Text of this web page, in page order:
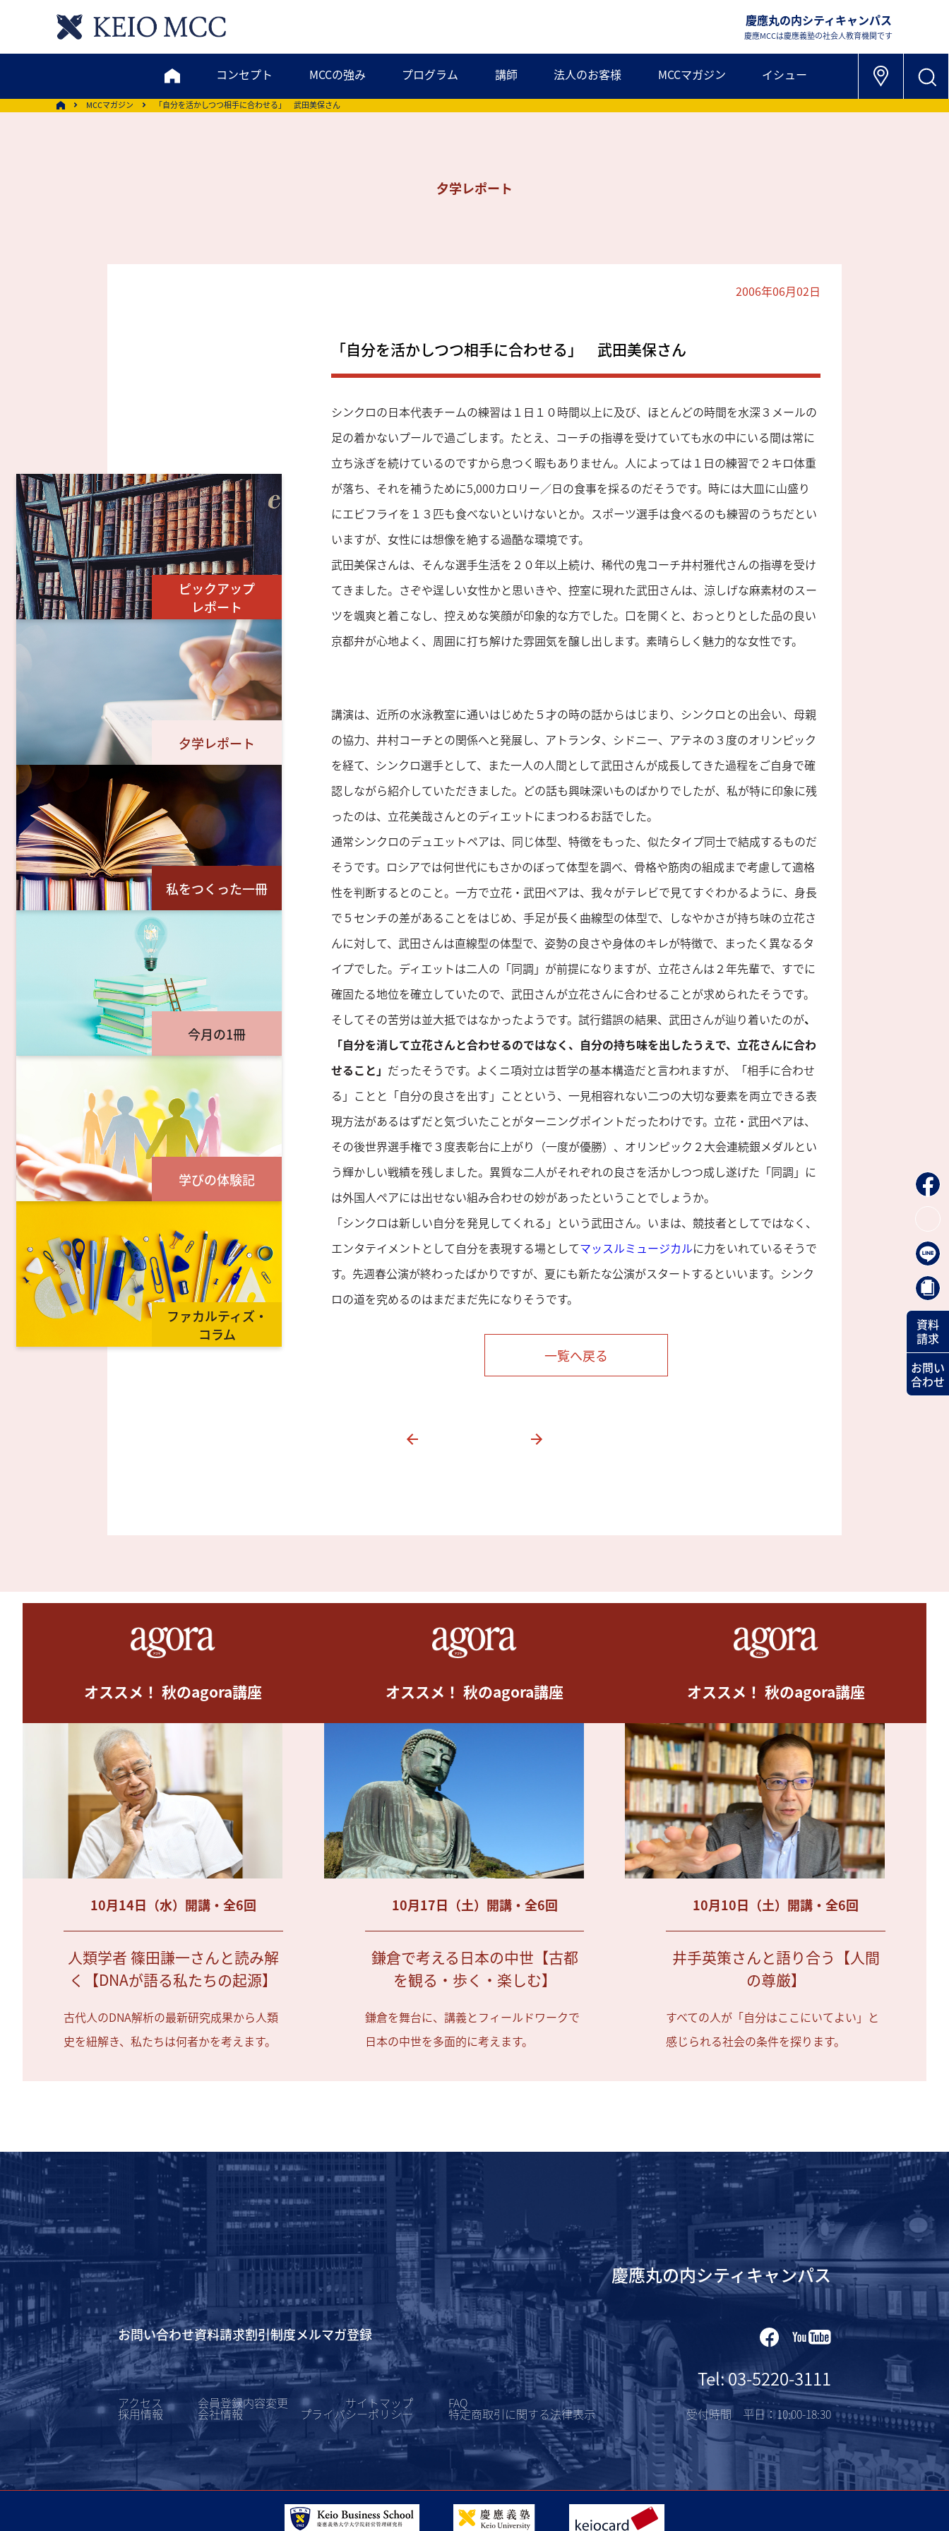
慶應丸の内シティキャンパス
慶應MCCは慶應義塾の社会人教育機関です
コンセプト MCCの強み プログラム 講師 法人のお客様 MCCマガジン イシュー
MCCマガジン 「自分を活かしつつ相手に合わせる」 武田美保さん
夕学レポート
2006年06月02日
「自分を活かしつつ相手に合わせる」 武田美保さん
シンクロの日本代表チームの練習は１日１０時間以上に及び、ほとんどの時間を水深３メールの
足の着かないプールで過ごします。たとえ、コーチの指導を受けていても水の中にいる間は常に
立ち泳ぎを続けているのですから息つく暇もありません。人によっては１日の練習で２キロ体重
が落ち、それを補うために5,000カロリー／日の食事を採るのだそうです。時には大皿に山盛り
にエビフライを１３匹も食べないといけないとか。スポーツ選手は食べるのも練習のうちだとい
いますが、女性には想像を絶する過酷な環境です。
武田美保さんは、そんな選手生活を２０年以上続け、稀代の鬼コーチ井村雅代さんの指導を受け
てきました。さぞや逞しい女性かと思いきや、控室に現れた武田さんは、涼しげな麻素材のスー
ツを颯爽と着こなし、控えめな笑顔が印象的な方でした。口を開くと、おっとりとした品の良い
京都弁が心地よく、周囲に打ち解けた雰囲気を醸し出します。素晴らしく魅力的な女性です。
講演は、近所の水泳教室に通いはじめた５才の時の話からはじまり、シンクロとの出会い、母親
の協力、井村コーチとの関係へと発展し、アトランタ、シドニー、アテネの３度のオリンピック
を経て、シンクロ選手として、また一人の人間として武田さんが成長してきた過程をご自身で確
認しながら紹介していただきました。どの話も興味深いものばかりでしたが、私が特に印象に残
ったのは、立花美哉さんとのディエットにまつわるお話でした。
通常シンクロのデュエットペアは、同じ体型、特徴をもった、似たタイプ同士で結成するものだ
そうです。ロシアでは何世代にもさかのぼって体型を調べ、骨格や筋肉の組成まで考慮して適格
性を判断するとのこと。一方で立花・武田ペアは、我々がテレビで見てすぐわかるように、身長
で５センチの差があることをはじめ、手足が長く曲線型の体型で、しなやかさが持ち味の立花さ
んに対して、武田さんは直線型の体型で、姿勢の良さや身体のキレが特徴で、まったく異なるタ
イプでした。ディエットは二人の「同調」が前提になりますが、立花さんは２年先輩で、すでに
確固たる地位を確立していたので、武田さんが立花さんに合わせることが求められたそうです。
そしてその苦労は並大抵ではなかったようです。試行錯誤の結果、武田さんが辿り着いたのが、
「自分を消して立花さんと合わせるのではなく、自分の持ち味を出したうえで、立花さんに合わ
せること」 だったそうです。よくニ項対立は哲学の基本構造だと言われますが、「相手に合わせ
る」ことと「自分の良さを出す」ことという、一見相容れない二つの大切な要素を両立できる表
現方法があるはずだと気づいたことがターニングポイントだったわけです。立花・武田ペアは、
その後世界選手権で３度表彰台に上がり（一度が優勝）、オリンピック２大会連続銀メダルとい
う輝かしい戦績を残しました。異質な二人がそれぞれの良さを活かしつつ成し遂げた「同調」に
は外国人ぺアには出せない組み合わせの妙があったということでしょうか。
「シンクロは新しい自分を発見してくれる」という武田さん。いまは、競技者としてではなく、
エンタテイメントとして自分を表現する場としてマッスルミュージカルに力をいれているそうで
す。先週春公演が終わったばかりですが、夏にも新たな公演がスタートするといいます。シンク
ロの道を究めるのはまだまだ先になりそうです。
一覧へ戻る
ピックアップ
レポート
夕学レポート
私をつくった一冊
今月の1冊
学びの体験記
ファカルティズ・
コラム
オススメ！ 秋のagora講座
10月14日（水）開講・全6回
人類学者 篠田謙一さんと読み解
く【DNAが語る私たちの起源】
古代人のDNA解析の最新研究成果から人類
史を紐解き、私たちは何者かを考えます。
オススメ！ 秋のagora講座
10月17日（土）開講・全6回
鎌倉で考える日本の中世【古都
を観る・歩く・楽しむ】
鎌倉を舞台に、講義とフィールドワークで
日本の中世を多面的に考えます。
オススメ！ 秋のagora講座
10月10日（土）開講・全6回
井手英策さんと語り合う【人間
の尊厳】
すべての人が「自分はここにいてよい」と
感じられる社会の条件を探ります。
資料
請求
お問い
合わせ
慶應丸の内シティキャンパス
お問い合わせ資料請求割引制度メルマガ登録
アクセス 会員登録内容変更 サイトマップ FAQ
採用情報 会社情報 プライバシーポリシー 特定商取引に関する法律表示
Tel: 03-5220-3111
受付時間 平日：10:00-18:30